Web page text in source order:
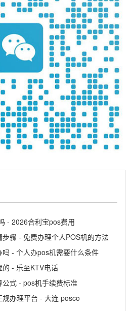
- 2026合利宝pos费用
骤 - 免费办理个人POS机的方法
- 个人办pos机需要什么条件
的 - 乐至KTV电话
式 - pos机手续费标准
办理平台 - 大连 posco